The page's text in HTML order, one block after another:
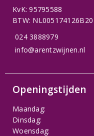
KvK: 95795588
BTW: NL005174126B20
024 3888979
info@arentzwijnen.nl
Openingstijden
Maandag:
Dinsdag:
Woensdag: